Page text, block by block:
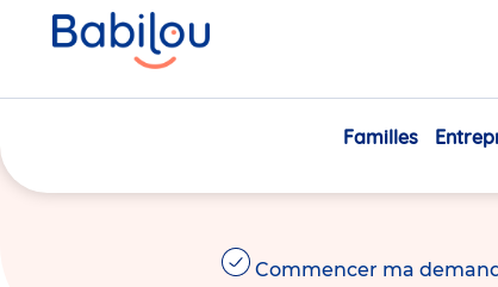
Familles
Descrèches
Commencer ma